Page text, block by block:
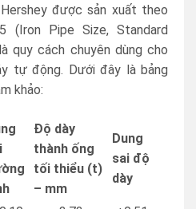
được sản xuất theo
(Iron Pipe Size, Standard
quy cách chuyên dùng cho
tự động. Dưới đây là bảng
khảo:
Độ dày
thành ống
tối thiểu (t)
– mm
Dung
sai độ
dày